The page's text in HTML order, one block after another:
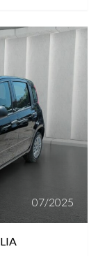
07/2025